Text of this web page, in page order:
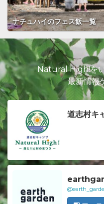
ナチュハイのフェス飯一覧
Natural High!を
最新情報
道志村キ